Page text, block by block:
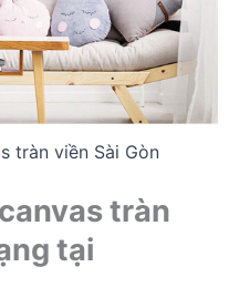
tràn viền Sài Gòn
tràn
tại